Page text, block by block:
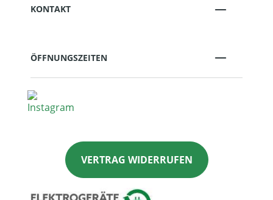
KONTAKT
ÖFFNUNGSZEITEN
VERTRAG WIDERRUFEN